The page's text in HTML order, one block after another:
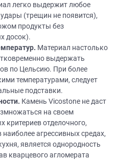
легко выдержит любое
(трещин не появится),
продукты без
досок).
Материал настолько
выдержать
по Цельсию. При более
температурами, следует
подставки.
Камень Vicostone не даст
на своем
критериев отделочного,
агрессивных средах,
является однородность
кварцевого агломерата